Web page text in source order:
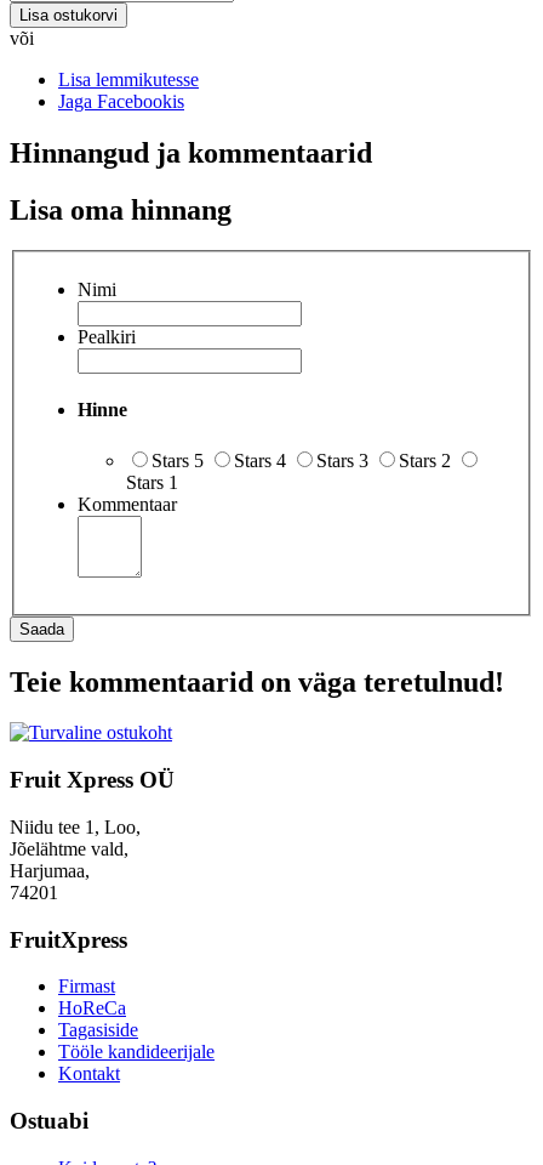
Lisa ostukorvi
või
Lisa lemmikutesse
Jaga Facebookis
Hinnangud ja kommentaarid
Lisa oma hinnang
Nimi
Pealkiri
Hinne
Stars 5 Stars 4 Stars 3
Stars 2
Stars 1
Kommentaar
Saada
Teie kommentaarid on väga teretulnud!
Fruit Xpress OÜ
Niidu tee 1, Loo,
Jõelähtme vald,
Harjumaa,
74201
FruitXpress
Firmast
HoReCa
Tagasiside
Tööle kandideerijale
Kontakt
Ostuabi